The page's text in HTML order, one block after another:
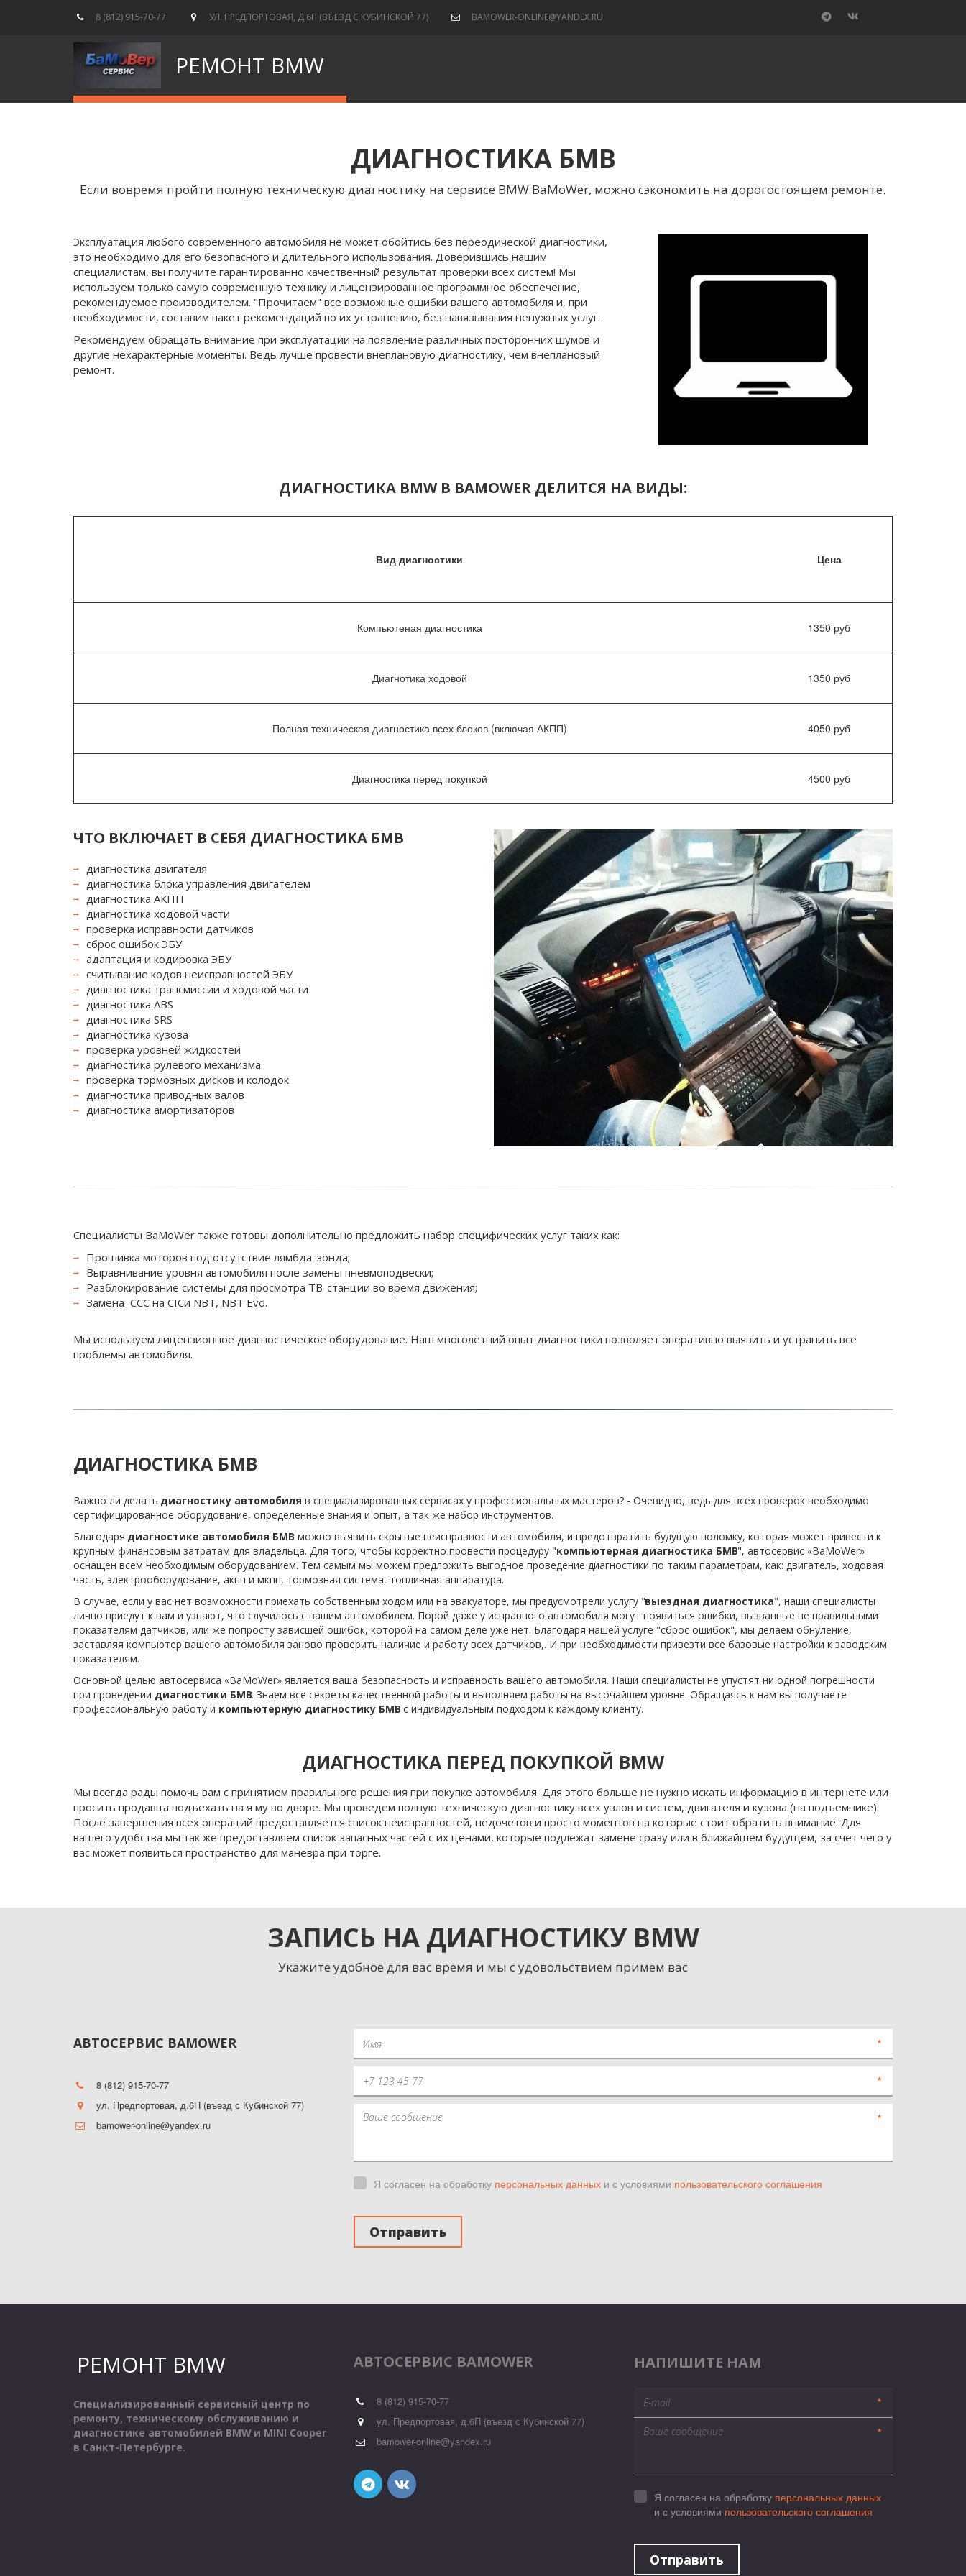
8 (812) 915-70-77 УЛ. ПРЕДПОРТОВАЯ, Д.6П (ВЪЕЗД С КУБИНСКОЙ 77) BAMOWER-ONLINE@YANDEX.RU
РЕМОНТ BMW
ДИАГНОСТИКА БМВ
Если вовремя пройти полную техническую диагностику на сервисе BMW BaMoWer, можно сэкономить на дорогостоящем ремонте.
Эксплуатация любого современного автомобиля не может обойтись без переодической диагностики,
это необходимо для его безопасного и длительного использования. Доверившись нашим
специалистам, вы получите гарантированно качественный результат проверки всех систем! Мы
используем только самую современную технику и лицензированное программное обеспечение,
рекомендуемое производителем. "Прочитаем" все возможные ошибки вашего автомобиля и, при
необходимости, составим пакет рекомендаций по их устранению, без навязывания ненужных услуг.
Рекомендуем обращать внимание при эксплуатации на появление различных посторонних шумов и
другие нехарактерные моменты. Ведь лучше провести внеплановую диагностику, чем внеплановый
ремонт.
ДИАГНОСТИКА BMW В BAMOWER ДЕЛИТСЯ НА ВИДЫ:
Вид диагностики Цена
Компьютеная диагностика 1350 руб
Диагнотика ходовой 1350 руб
Полная техническая диагностика всех блоков (включая АКПП) 4050 руб
Диагностика перед покупкой 4500 руб
ЧТО ВКЛЮЧАЕТ В СЕБЯ ДИАГНОСТИКА БМВ
диагностика двигателя
диагностика блока управления двигателем
диагностика АКПП
диагностика ходовой части
проверка исправности датчиков
сброс ошибок ЭБУ
адаптация и кодировка ЭБУ
считывание кодов неисправностей ЭБУ
диагностика трансмиссии и ходовой части
диагностика ABS
диагностика SRS
диагностика кузова
проверка уровней жидкостей
диагностика рулевого механизма
проверка тормозных дисков и колодок
диагностика приводных валов
диагностика амортизаторов
Специалисты BaMoWer также готовы дополнительно предложить набор специфических услуг таких как:
Прошивка моторов под отсутствие лямбда-зонда;
Выравнивание уровня автомобиля после замены пневмоподвески;
Разблокирование системы для просмотра ТВ-станции во время движения;
Замена  ССС на CICи NBT, NBT Evo.
Мы используем лицензионное диагностическое оборудование. Наш многолетний опыт диагностики позволяет оперативно выявить и устранить все
проблемы автомобиля.
ДИАГНОСТИКА БМВ
Важно ли делать диагностику автомобиля в специализированных сервисах у профессиональных мастеров? - Очевидно, ведь для всех проверок необходимо
сертифицированное оборудование, определенные знания и опыт, а так же набор инструментов.
Благодаря диагностике автомобиля БМВ можно выявить скрытые неисправности автомобиля, и предотвратить будущую поломку, которая может привести к
крупным финансовым затратам для владельца. Для того, чтобы корректно провести процедуру "компьютерная диагностика БМВ", автосервис «BaMoWer»
оснащен всем необходимым оборудованием. Тем самым мы можем предложить выгодное проведение диагностики по таким параметрам, как: двигатель, ходовая
часть, электрооборудование, акпп и мкпп, тормозная система, топливная аппаратура.
В случае, если у вас нет возможности приехать собственным ходом или на эвакуаторе, мы предусмотрели услугу "выездная диагностика", наши специалисты
лично приедут к вам и узнают, что случилось с вашим автомобилем. Порой даже у исправного автомобиля могут появиться ошибки, вызванные не правильными
показателям датчиков, или же попросту зависшей ошибок, которой на самом деле уже нет. Благодаря нашей услуге "сброс ошибок", мы делаем обнуление,
заставляя компьютер вашего автомобиля заново проверить наличие и работу всех датчиков,. И при необходимости привезти все базовые настройки к заводским
показателям.
Основной целью автосервиса «BaMoWer» является ваша безопасность и исправность вашего автомобиля. Наши специалисты не упустят ни одной погрешности
при проведении диагностики БМВ. Знаем все секреты качественной работы и выполняем работы на высочайшем уровне. Обращаясь к нам вы получаете
профессиональную работу и компьютерную диагностику БМВ с индивидуальным подходом к каждому клиенту.
ДИАГНОСТИКА ПЕРЕД ПОКУПКОЙ BMW
Мы всегда рады помочь вам с принятием правильного решения при покупке автомобиля. Для этого больше не нужно искать информацию в интернете или
просить продавца подъехать на я му во дворе. Мы проведем полную техническую диагностику всех узлов и систем, двигателя и кузова (на подъемнике).
После завершения всех операций предоставляется список неисправностей, недочетов и просто моментов на которые стоит обратить внимание. Для
вашего удобства мы так же предоставляем список запасных частей с их ценами, которые подлежат замене сразу или в ближайшем будущем, за счет чего у
вас может появиться пространство для маневра при торге.
ЗАПИСЬ НА ДИАГНОСТИКУ BMW
Укажите удобное для вас время и мы с удовольствием примем вас
АВТОСЕРВИС BAMOWER
8 (812) 915-70-77
ул. Предпортовая, д.6П (въезд с Кубинской 77)
bamower-online@yandex.ru
*
*
*
Я согласен на обработку персональных данных и с условиями пользовательского соглашения
Отправить
РЕМОНТ BMW
Специализированный сервисный центр по
ремонту, техническому обслуживанию и
диагностике автомобилей BMW и MINI Cooper
в Санкт-Петербурге.
АВТОСЕРВИС BAMOWER
8 (812) 915-70-77
ул. Предпортовая, д.6П (въезд с Кубинской 77)
bamower-online@yandex.ru
НАПИШИТЕ НАМ
*
*
Я согласен на обработку персональных данных
и с условиями пользовательского соглашения
Отправить